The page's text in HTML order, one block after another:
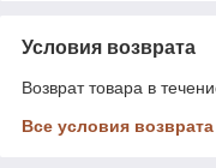
Условия возврата
Возврат товара в
Все условия возврата